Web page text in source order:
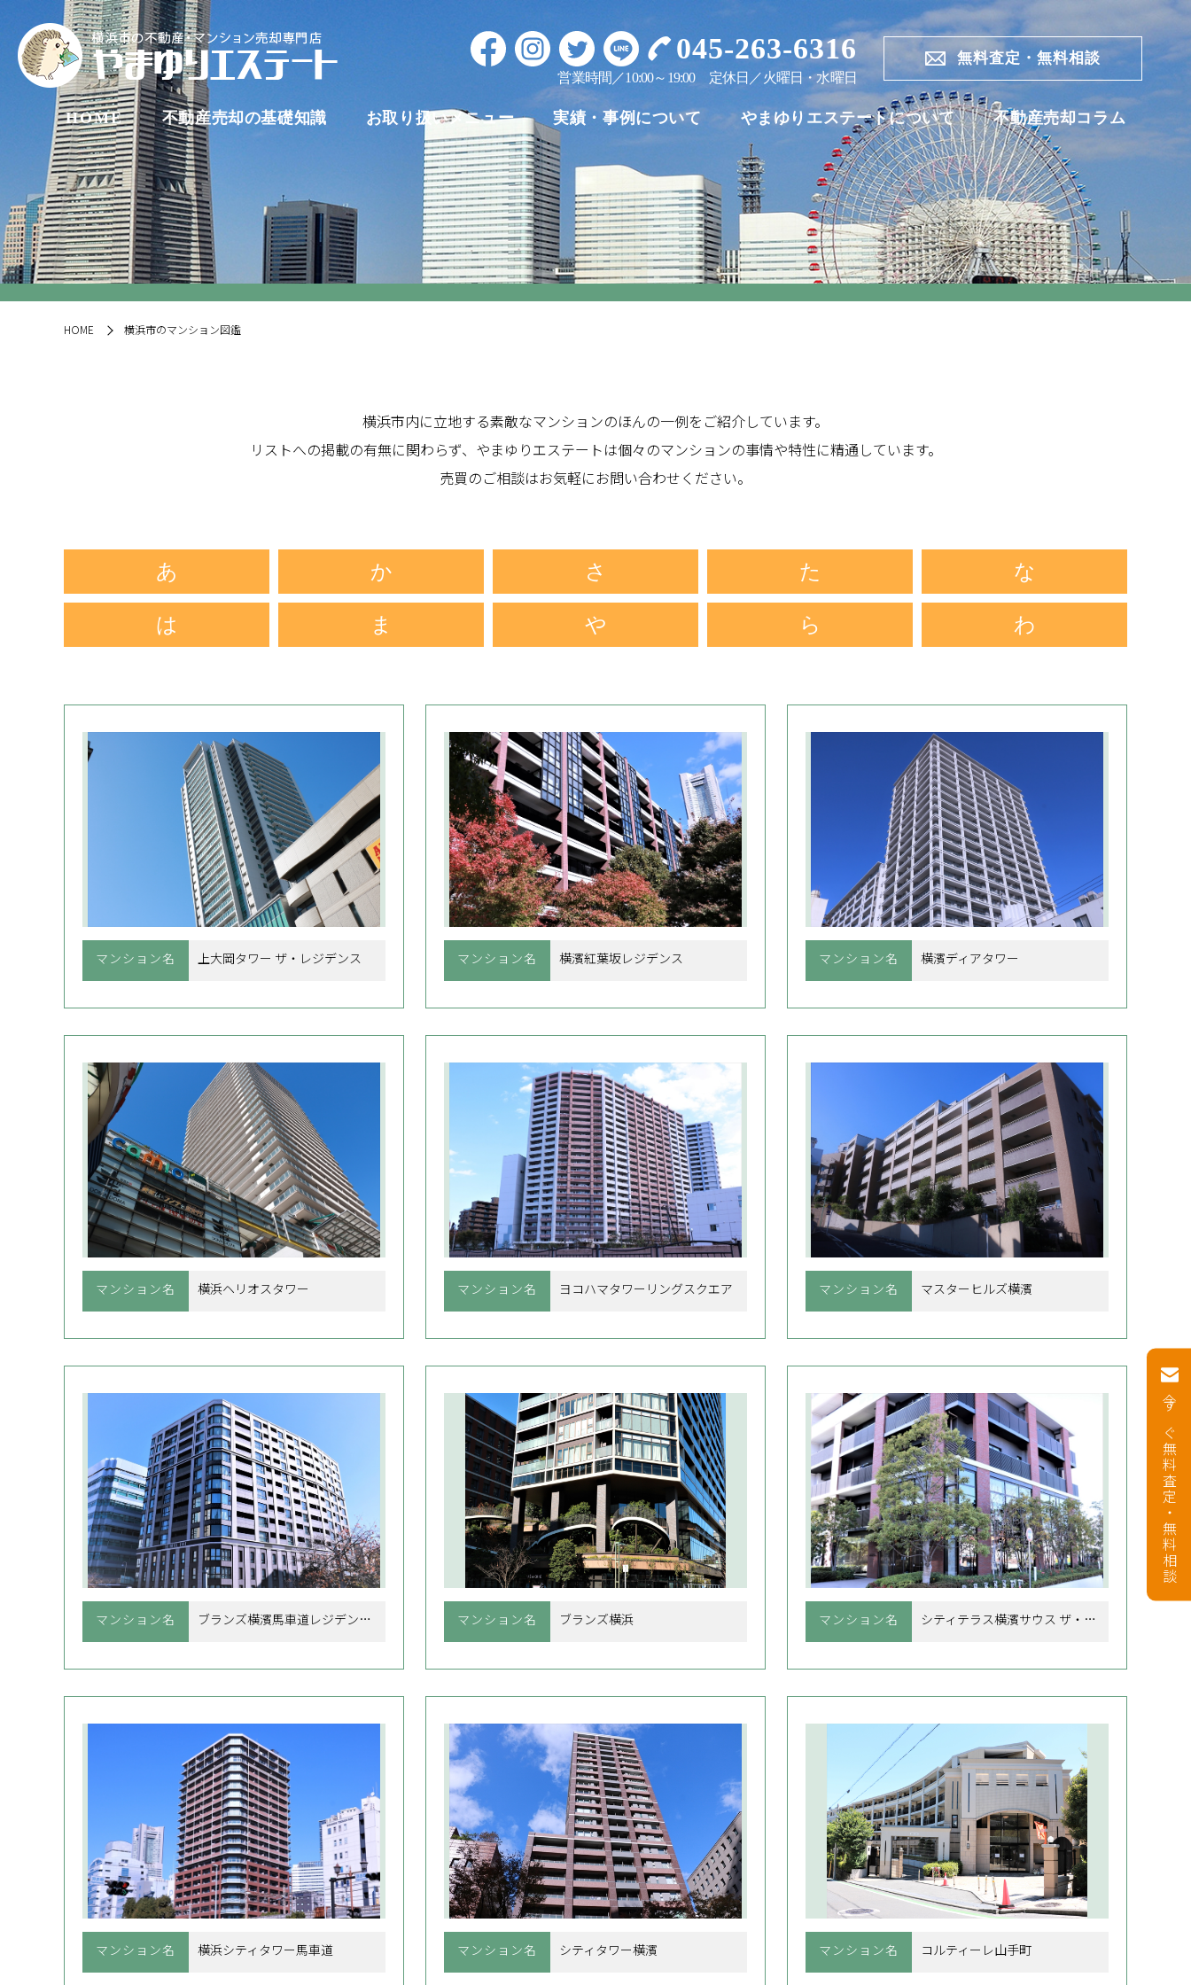
045-263-6316
営業時間／10:00～19:00定休日／火曜日・水曜日
無料査定・無料相談
HOME 不動産売却の基礎知識 お取り扱いメニュー 実績・事例について やまゆりエステートについて 不動産売却コラム
HOME 横浜市のマンション図鑑
横浜市内に立地する素敵なマンションのほんの一例をご紹介しています。
リストへの掲載の有無に関わらず、やまゆりエステートは個々のマンションの事情や特性に精通しています。
売買のご相談はお気軽にお問い合わせください。
あ か さ た な
は ま や ら わ
マンション名 上大岡タワー ザ・レジデンス マンション名 横濱紅葉坂レジデンス マンション名 横濱ディアタワー
マンション名 横浜ヘリオスタワー マンション名 ヨコハマタワーリングスクエア マンション名 マスターヒルズ横濱
マンション名 ブランズ横濱馬車道レジデンシャル マンション名 ブランズ横浜 マンション名 シティテラス横濱サウス ザ・ガーデン
マンション名 横浜シティタワー馬車道 マンション名 シティタワー横濱 マンション名 コルティーレ山手町
今すぐ無料査定・無料相談